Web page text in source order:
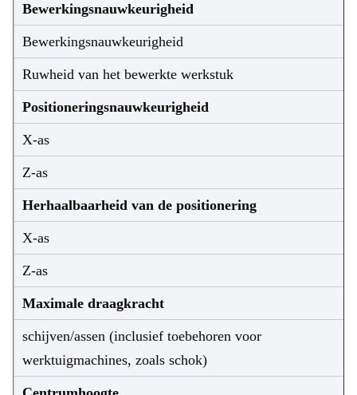
Bewerkingsnauwkeurigheid
Bewerkingsnauwkeurigheid
Ruwheid van het bewerkte werkstuk
Positioneringsnauwkeurigheid
X-as
Z-as
Herhaalbaarheid van de positionering
X-as
Z-as
Maximale draagkracht
schijven/assen (inclusief toebehoren voor
werktuigmachines, zoals schok)